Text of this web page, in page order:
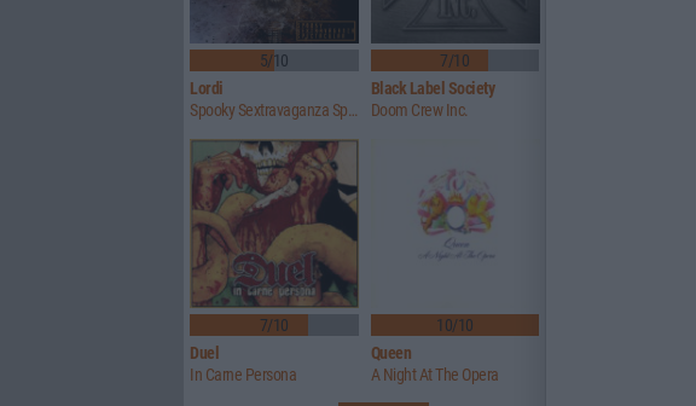
5/10
Lordi
Spooky Sextravaganza Spectacular
7/10
Black Label Society
Doom Crew Inc.
7/10
Duel
In Carne Persona
10/10
Queen
A Night At The Opera